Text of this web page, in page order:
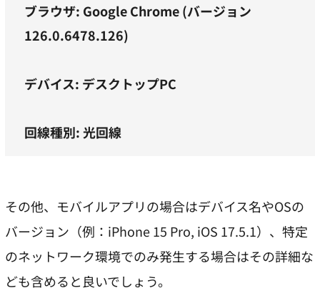
ブラウザ: Google Chrome (バージョン
126.0.6478.126)
デバイス: デスクトップPC
回線種別: 光回線
その他、モバイルアプリの場合はデバイス名やOSの
バージョン（例：iPhone 15 Pro, iOS 17.5.1）、特定
のネットワーク環境でのみ発生する場合はその詳細な
ども含めると良いでしょう。